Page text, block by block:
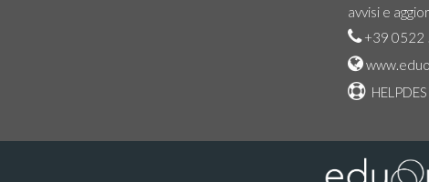
avvisi e
+39 0522